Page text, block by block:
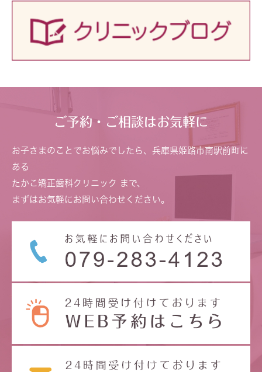
ご予約・ご相談はお気軽に
お子さまのことでお悩みでしたら、兵庫県姫路市南駅前町に
ある
たかこ矯正歯科クリニック まで、
まずはお気軽にお問い合わせください。